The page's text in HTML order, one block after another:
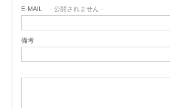
E-MAIL - 公開されません -
備考